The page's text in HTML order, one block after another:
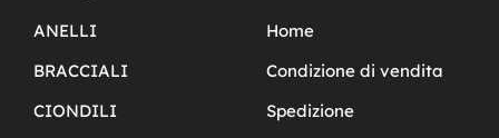
ANELLI
BRACCIALI
CIONDILI
Home
Condizione di vendita
Spedizione